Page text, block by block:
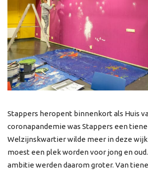
Stappers heropent binnenkort als Huis
coronapandemie was Stappers een
Welzijnskwartier wilde meer in deze
moest een plek worden voor jong en
ambitie werden daarom groter. Van